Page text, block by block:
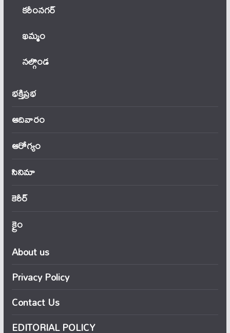
కరీంనగర్
ఖ‌మ్మం
నల్గొండ
భక్తిప్రభ
ఆదివారం
ఆరోగ్యం
సినిమా
కెరీర్
క్రైం
About us
Privacy Policy
Contact Us
EDITORIAL POLICY